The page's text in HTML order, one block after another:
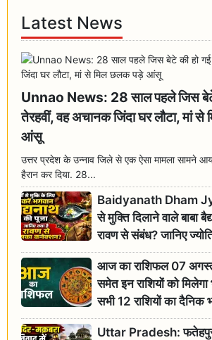
Latest News
Unnao News: 28 साल पहले जिस बेटे
तेरहवीं, वह अचानक जिंदा घर लौटा, मां
आंसू
उत्तर प्रदेश के उन्नाव जिले से एक ऐसा मामला सामने
हैरान कर दिया. 28...
Baidyanath Dham
से मुक्ति दिलाने वाले बाबा
रावण से संबंध? जानिए
आज का राशिफल 07
समेत इन राशियों को
सभी 12 राशियों का दैनिक
Uttar Pradesh: फतेहपुर